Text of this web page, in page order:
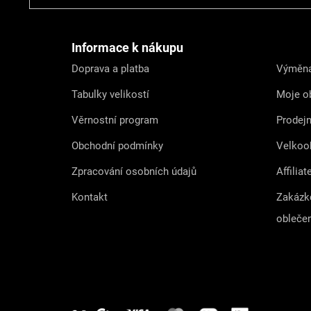
Informace k nákupu
Doprava a platba
Tabulky velikostí
Věrnostní program
Obchodní podmínky
Zpracování osobních údajů
Kontakt
Moje